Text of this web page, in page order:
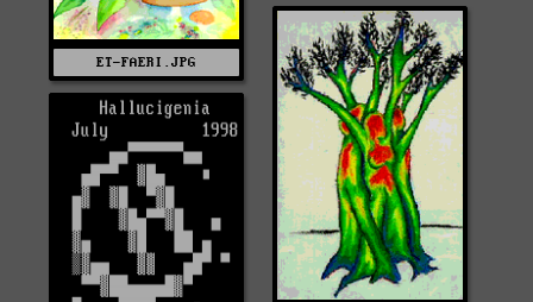
ET-FAERI.JPG